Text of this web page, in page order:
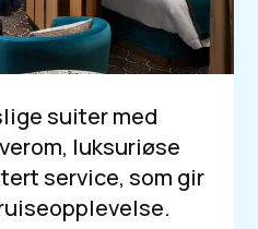
suiter med
luksuriøse
service, som gir